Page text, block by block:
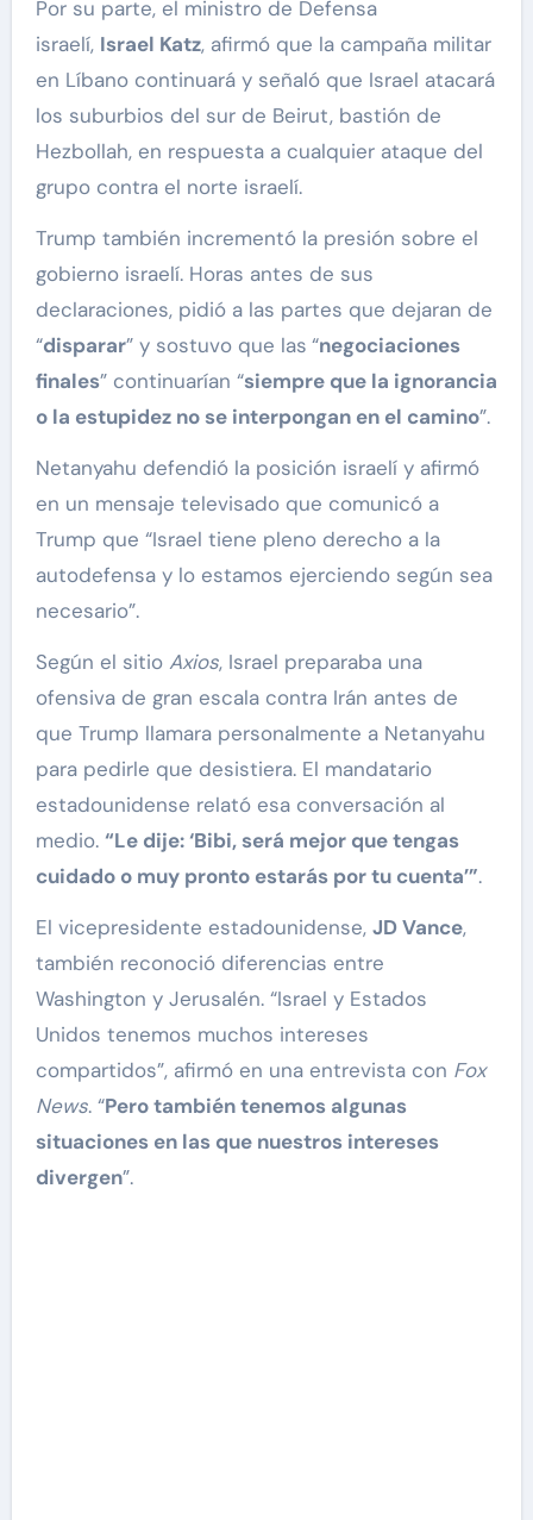
Por su parte, el ministro de Defensa
israelí, Israel Katz, afirmó que la campaña militar
en Líbano continuará y señaló que Israel atacará
los suburbios del sur de Beirut, bastión de
Hezbollah, en respuesta a cualquier ataque del
grupo contra el norte israelí.
Trump también incrementó la presión sobre el
gobierno israelí. Horas antes de sus
declaraciones, pidió a las partes que dejaran de
“disparar” y sostuvo que las “negociaciones
finales” continuarían “siempre que la ignorancia
o la estupidez no se interpongan en el camino”.
Netanyahu defendió la posición israelí y afirmó
en un mensaje televisado que comunicó a
Trump que “Israel tiene pleno derecho a la
autodefensa y lo estamos ejerciendo según sea
necesario”.
Según el sitio Axios, Israel preparaba una
ofensiva de gran escala contra Irán antes de
que Trump llamara personalmente a Netanyahu
para pedirle que desistiera. El mandatario
estadounidense relató esa conversación al
medio. “Le dije: ‘Bibi, será mejor que tengas
cuidado o muy pronto estarás por tu cuenta’”.
El vicepresidente estadounidense, JD Vance,
también reconoció diferencias entre
Washington y Jerusalén. “Israel y Estados
Unidos tenemos muchos intereses
compartidos”, afirmó en una entrevista con Fox
News. “Pero también tenemos algunas
situaciones en las que nuestros intereses
divergen”.